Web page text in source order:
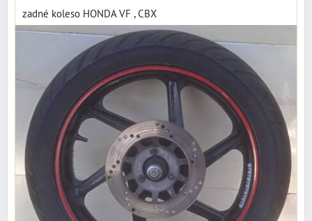
zadné koleso HONDA VF , CBX